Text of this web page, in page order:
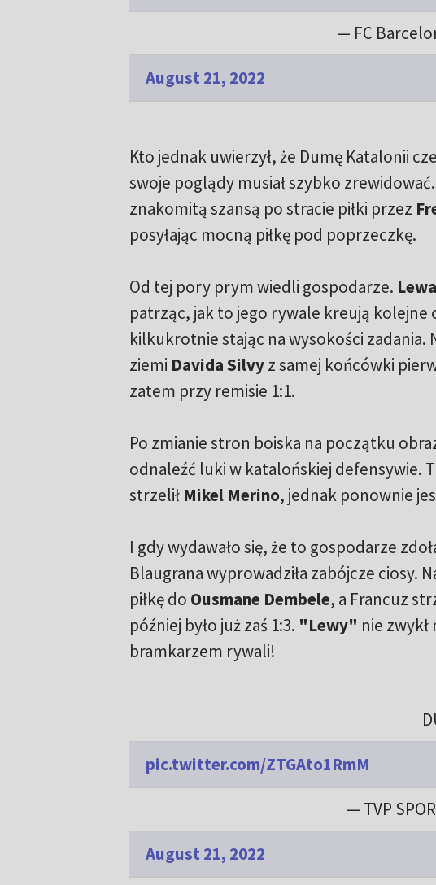
— FC
August 21, 2022
Kto jednak uwierzył, że Dumę Katalonii
swoje poglądy musiał szybko
znakomitą szansą po stracie piłki przez
posyłając mocną piłkę pod poprzeczkę.
Od tej pory prym wiedli gospodarze.
patrząc, jak to jego rywale kreują kolejne
kilkukrotnie stając na wysokości zadania.
ziemi Davida Silvyz samej końcówki
zatem przy remisie 1:1.
Po zmianie stron boiska na początku
odnaleźć luki w katalońskiej defensywie.
strzelił Mikel Merino, jednak ponownie
I gdy wydawało się, że to gospodarze
Blaugrana wyprowadziła zabójcze ciosy.
piłkę do Ousmane Dembele, a Francuz
później było już zaś 1:3. "Lewy" nie
bramkarzem rywali!
pic.twitter.com/ZTGAto1RmM
— TVP
August 21, 2022